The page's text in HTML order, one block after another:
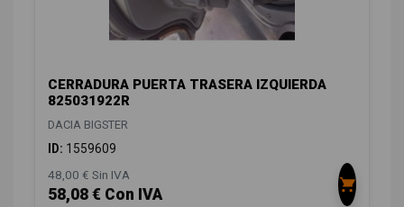
CERRADURA PUERTA TRASERA IZQUIERDA
825031922R
DACIA BIGSTER
ID: 1559609
48,00 € Sin IVA
58,08 € Con IVA